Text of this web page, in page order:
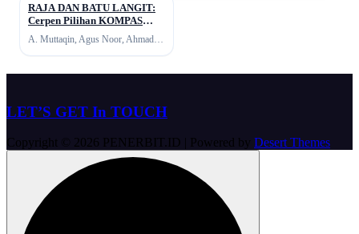
↗
RAJA DAN BATU LANGIT:
Cerpen Pilihan KOMPAS
2024; 2024
A. Muttaqin, Agus Noor, Ahmadul Faqih Mahfudz, AK Basuki, Benny Arnas, Bre Redana, Hasan Al Banna, Mashdar Zainal, Muna Masyari, Ni Wayan Wijayanti, Ranang Aji SP, Rizqi Turama, Sasti Gotama, Supartika, T. Agus Khaidir, Tenni Purwanti, Windy Shelia Azhar
LET’S GET In TOUCH
Copyright © 2026 PENERBIT.ID | Powered by Desert Themes